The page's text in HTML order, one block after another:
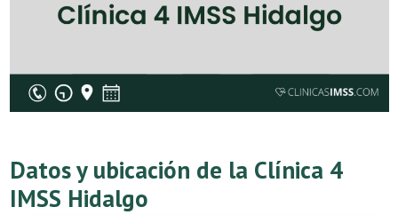
Datos y ubicación de la Clínica 4
IMSS Hidalgo